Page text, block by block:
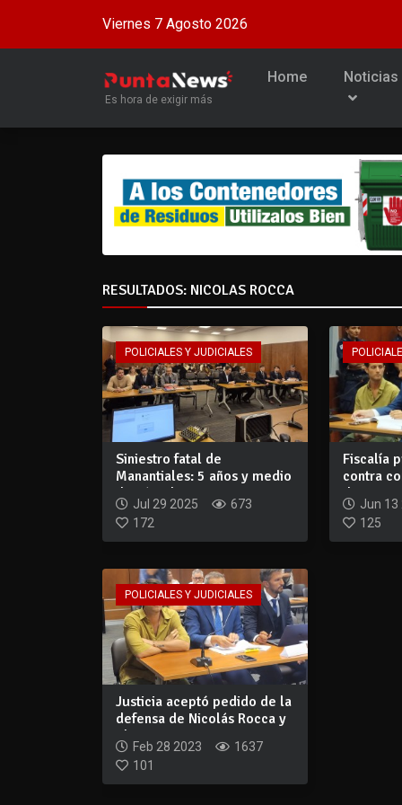
Viernes 7 Agosto 2026
Es hora de exigir más
Home Noticias
RESULTADOS: NICOLAS ROCCA
POLICIALES Y JUDICIALES
Siniestro fatal de
Manantiales: 5 años y medio
de cárcel par...
Jul 29 2025
673
172
Fiscalía
contra
de si...
Jun 13
125
POLICIALES Y JUDICIALES
Justicia aceptó pedido de la
defensa de Nicolás Rocca y
el a...
Feb 28 2023
1637
101